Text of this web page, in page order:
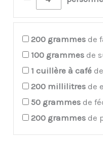
200 grammes de
100 grammes de
1 cuillère à café
200 millilitres de
50 grammes de
200 grammes de